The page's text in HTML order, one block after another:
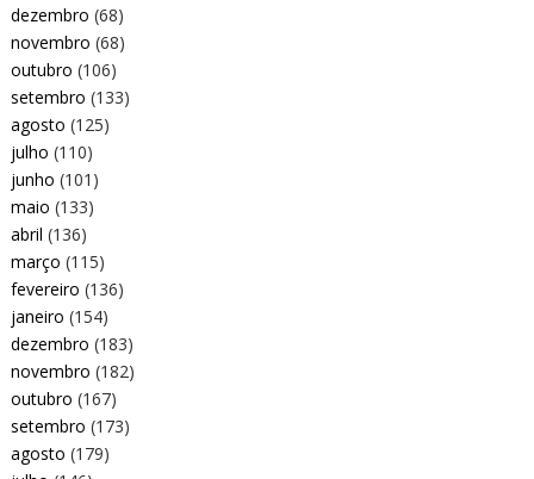
dezembro (68)
novembro (68)
outubro (106)
setembro (133)
agosto (125)
julho (110)
junho (101)
maio (133)
abril (136)
março (115)
fevereiro (136)
janeiro (154)
dezembro (183)
novembro (182)
outubro (167)
setembro (173)
agosto (179)